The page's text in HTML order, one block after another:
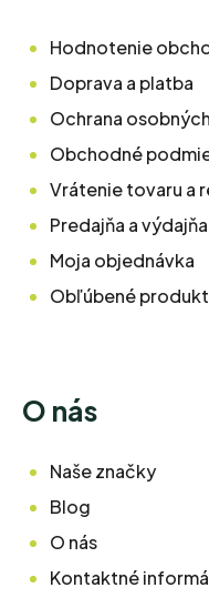
Hodnotenie
Doprava a platba
Ochrana
Obchodné
Vrátenie tovaru a
Predajňa a výdajňa
Moja objednávka
Obľúbené
O nás
Naše značky
Blog
O nás
Kontaktné